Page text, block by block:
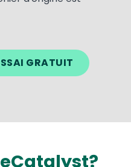
GRATUIT